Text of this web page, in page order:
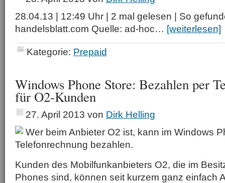
28.04.13 | 12:49 Uhr | 2 mal gelesen | So
handelsblatt.com Quelle: ad-hoc… [weiterlesen]
Kategorie: Prepaid
Windows Phone Store: Bezahlen per
für O2-Kunden
27. April 2013 von Dirk Helling
Wer beim Anbieter O2 ist, kann im Windows
Telefonrechnung bezahlen.
Kunden des Mobilfunkanbieters O2, die im
Phones sind, können seit kurzem ganz einfach